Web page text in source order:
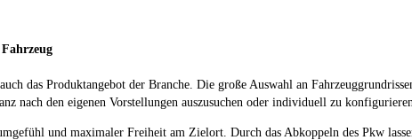
das Produktangebot der Branche. Die große Auswahl an
nach den eigenen Vorstellungen auszusuchen oder individuell zu
und maximaler Freiheit am Zielort. Durch das Abkoppeln des Pkw